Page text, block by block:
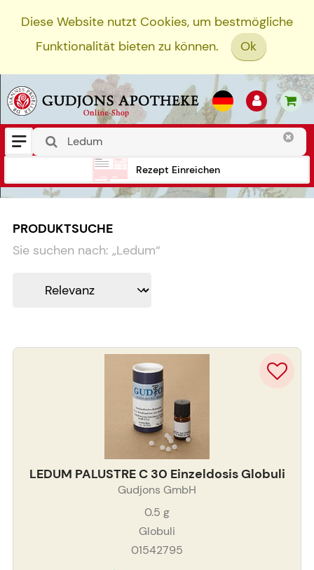
Diese Website nutzt Cookies, um bestmögliche
Funktionalität bieten zu können.
Ok
Rezept Einreichen
PRODUKTSUCHE
Sie suchen nach: „Ledum“
LEDUM PALUSTRE C 30 Einzeldosis Globuli
Gudjons GmbH
0.5 g
Globuli
01542795